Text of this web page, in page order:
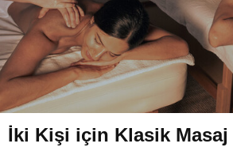
İki Kişi için Klasik Masaj